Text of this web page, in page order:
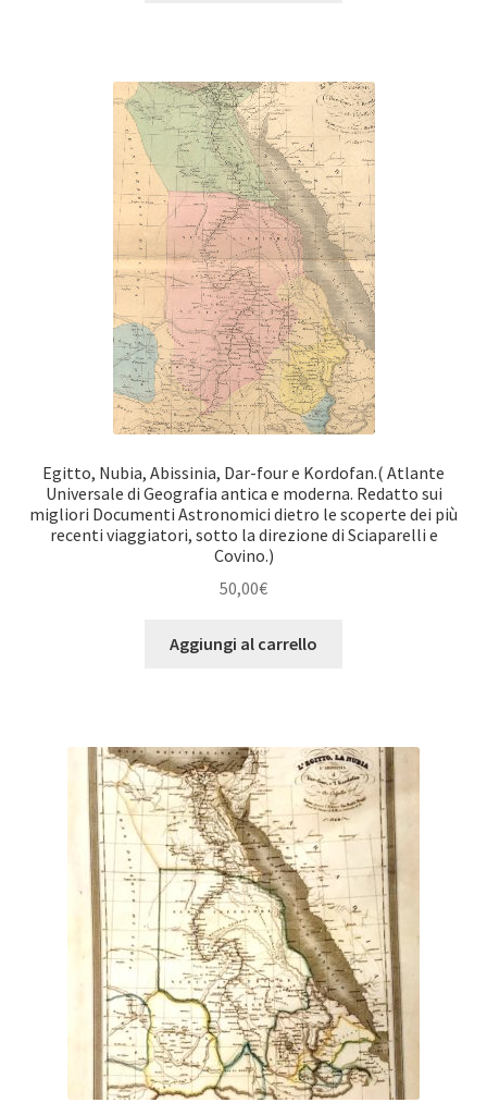
Egitto, Nubia, Abissinia, Dar-four e Kordofan.( Atlante
Universale di Geografia antica e moderna. Redatto sui
migliori Documenti Astronomici dietro le scoperte dei più
recenti viaggiatori, sotto la direzione di Sciaparelli e
Covino.)
50,00€
Aggiungi al carrello